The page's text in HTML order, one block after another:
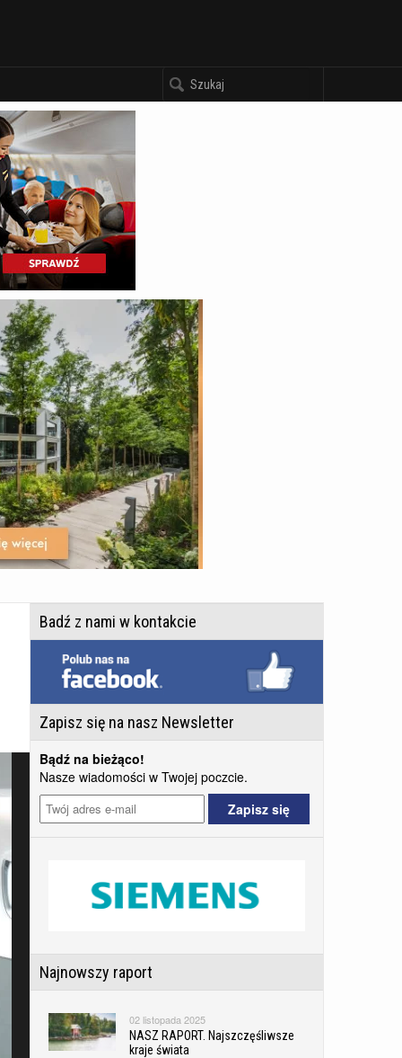
Badź z nami w kontakcie
Zapisz się na nasz Newsletter
Bądź na bieżąco!
Nasze wiadomości w Twojej poczcie.
Najnowszy raport
02 listopada 2025
NASZ RAPORT. Najszczęśliwsze
kraje świata